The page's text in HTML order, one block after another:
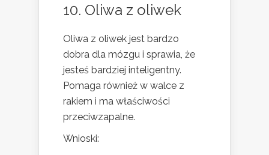
10. Oliwa z oliwek
Oliwa z oliwek jest bardzo
dobra dla mózgu i sprawia, że
jesteś bardziej inteligentny.
Pomaga również w walce z
rakiem i ma właściwości
przeciwzapalne.
Wnioski: